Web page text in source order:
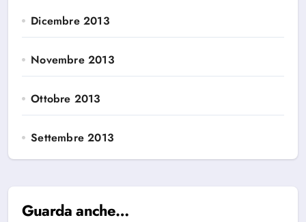
Dicembre 2013
Novembre 2013
Ottobre 2013
Settembre 2013
Guarda anche…